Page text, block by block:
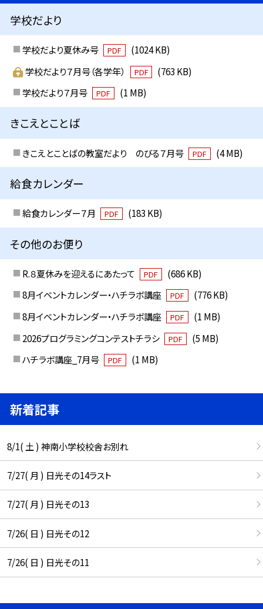
学校だより
学校だより夏休み号 PDF
(1024 KB)
学校だより７月号（各学年）
PDF
(763 KB)
学校だより７月号
PDF (1 MB)
きこえとことば
きこえとことばの教室だより のびる７月号 PDF (4 MB)
給食カレンダー
給食カレンダー７月 PDF (183 KB)
その他のお便り
R.８夏休みを迎えるにあたって PDF
(686 KB)
8月イベントカレンダー・ハチラボ講座
PDF
(776 KB)
8月イベントカレンダー・ハチラボ講座
PDF
(1 MB)
2026プログラミングコンテストチラシ
PDF
(5 MB)
ハチラボ講座_7月号
PDF (1 MB)
新着記事
8/1( 土 ) 神南小学校校舎お別れ
7/27( 月 ) 日光その14ラスト
7/27( 月 ) 日光その13
7/26( 日 ) 日光その12
7/26( 日 ) 日光その11